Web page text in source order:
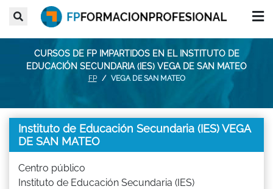
CURSOS DE FP IMPARTIDOS EN EL INSTITUTO DE
EDUCACIÓN SECUNDARIA (IES) VEGA DE SAN MATEO
FP VEGA DE SAN MATEO
Instituto de Educación Secundaria (IES) VEGA
DE SAN MATEO
Centro público
Instituto de Educación Secundaria (IES)